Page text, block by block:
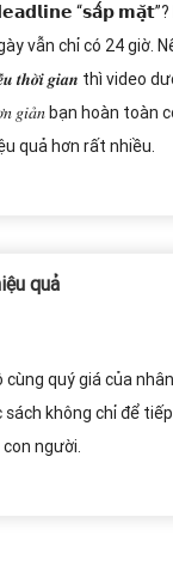
“𝘀𝗮̂́𝗽 𝗺𝗮̣̆𝘁”?
vẫn chỉ có 24 giờ.
𝒈𝒊𝒂𝒏 thì video
𝑔𝑖𝑎̉𝑛 bạn hoàn
quả hơn rất nhiều.
quả
quý giá của
không chỉ để
người.